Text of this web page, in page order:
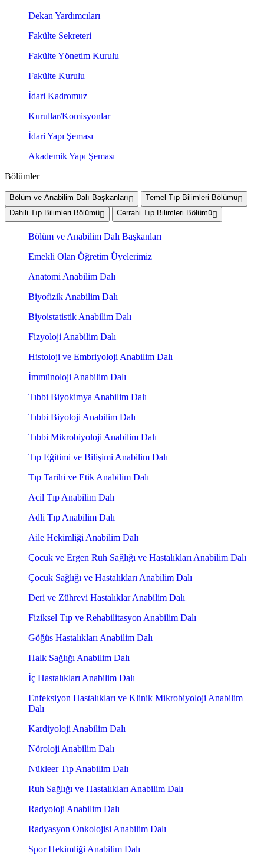
Dekan Yardımcıları
Fakülte Sekreteri
Fakülte Yönetim Kurulu
Fakülte Kurulu
İdari Kadromuz
Kurullar/Komisyonlar
İdari Yapı Şeması
Akademik Yapı Şeması
Bölümler
Bölüm ve Anabilim Dalı Başkanları
Temel Tıp Bilimleri Bölümü
Dahili Tıp Bilimleri Bölümü
Cerrahi Tıp Bilimleri Bölümü
Bölüm ve Anabilim Dalı Başkanları
Emekli Olan Öğretim Üyelerimiz
Anatomi Anabilim Dalı
Biyofizik Anabilim Dalı
Biyoistatistik Anabilim Dalı
Fizyoloji Anabilim Dalı
Histoloji ve Embriyoloji Anabilim Dalı
İmmünoloji Anabilim Dalı
Tıbbi Biyokimya Anabilim Dalı
Tıbbi Biyoloji Anabilim Dalı
Tıbbi Mikrobiyoloji Anabilim Dalı
Tıp Eğitimi ve Bilişimi Anabilim Dalı
Tıp Tarihi ve Etik Anabilim Dalı
Acil Tıp Anabilim Dalı
Adli Tıp Anabilim Dalı
Aile Hekimliği Anabilim Dalı
Çocuk ve Ergen Ruh Sağlığı ve Hastalıkları Anabilim Dalı
Çocuk Sağlığı ve Hastalıkları Anabilim Dalı
Deri ve Zührevi Hastalıklar Anabilim Dalı
Fiziksel Tıp ve Rehabilitasyon Anabilim Dalı
Göğüs Hastalıkları Anabilim Dalı
Halk Sağlığı Anabilim Dalı
İç Hastalıkları Anabilim Dalı
Enfeksiyon Hastalıkları ve Klinik Mikrobiyoloji Anabilim
Dalı
Kardiyoloji Anabilim Dalı
Nöroloji Anabilim Dalı
Nükleer Tıp Anabilim Dalı
Ruh Sağlığı ve Hastalıkları Anabilim Dalı
Radyoloji Anabilim Dalı
Radyasyon Onkolojisi Anabilim Dalı
Spor Hekimliği Anabilim Dalı